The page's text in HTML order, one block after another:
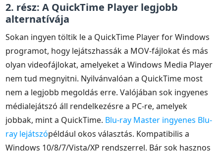
2. rész: A QuickTime Player legjobb
alternatívája
Sokan ingyen töltik le a QuickTime Player for Windows
programot, hogy lejátszhassák a MOV-fájlokat és más
olyan videofájlokat, amelyeket a Windows Media Player
nem tud megnyitni. Nyilvánvalóan a QuickTime most
nem a legjobb megoldás erre. Valójában sok ingyenes
médialejátszó áll rendelkezésre a PC-re, amelyek
jobbak, mint a QuickTime. Blu-ray Master ingyenes Blu-
ray lejátszópéldául okos választás. Kompatibilis a
Windows 10/8/7/Vista/XP rendszerrel. Bár sok hasznos